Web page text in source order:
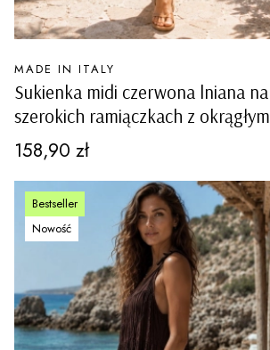
Sukienka midi czerwona lniana na
szerokich ramiączkach z okrągłym
dekoltem i ażurowymi wstawkami
Carovigno
PRODUCENT
MADE IN ITALY
Cena
158,90 zł
Bestseller
Nowość